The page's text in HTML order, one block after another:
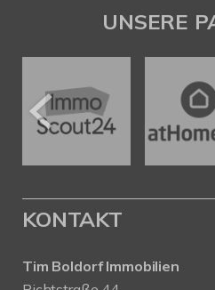
UNSERE
KONTAKT
Tim Boldorf Immobilien